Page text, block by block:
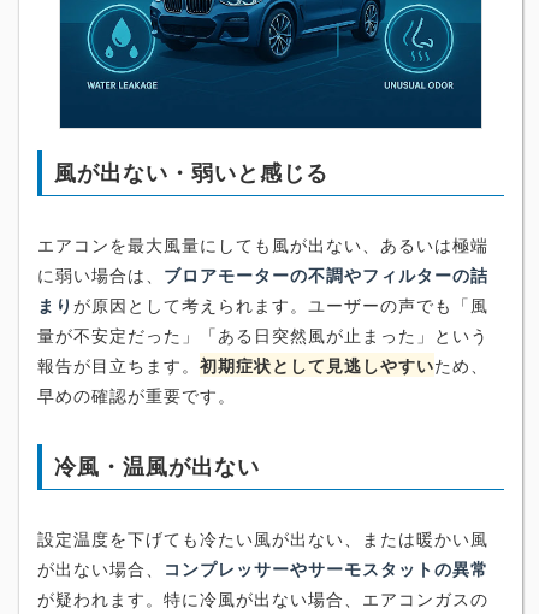
風が出ない・弱いと感じる
エアコンを最大風量にしても風が出ない、あるいは極端
に弱い場合は、 ブロアモーターの不調やフィルターの詰
まり が原因として考えられます。ユーザーの声でも「風
量が不安定だった」「ある日突然風が止まった」という
報告が目立ちます。 初期症状として見逃しやすいため、
早めの確認が重要です。
冷風・温風が出ない
設定温度を下げても冷たい風が出ない、または暖かい風
が出ない場合、 コンプレッサーやサーモスタットの異常
が疑われます。特に冷風が出ない場合、エアコンガスの